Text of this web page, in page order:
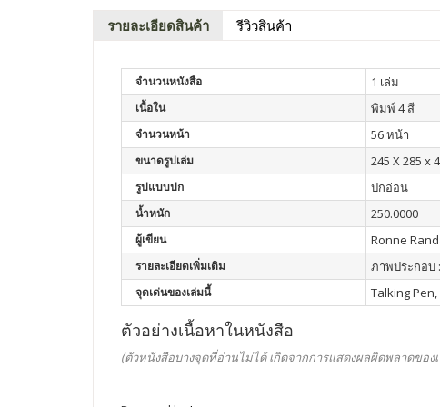
รายละเอียดสินค้า รีวิวสินค้า
จำนวนหนังสือ 1 เล่ม
เนื้อใน พิมพ์ 4 สี
จำนวนหน้า 56 หน้า
ขนาดรูปเล่ม 245 X 285 x
รูปแบบปก ปกอ่อน
น้ำหนัก 250.0000
ผู้เขียน Ronne
รายละเอียดเพิ่มเติม ภาพประกอบ
จุดเด่นของเล่มนี้ Talking
ตัวอย่างเนื้อหาในหนังสือ
(ตัวหนังสือบางจุดที่อ่านไม่ได้ เกิดจากการแสดงผลผิดพลาดขอ